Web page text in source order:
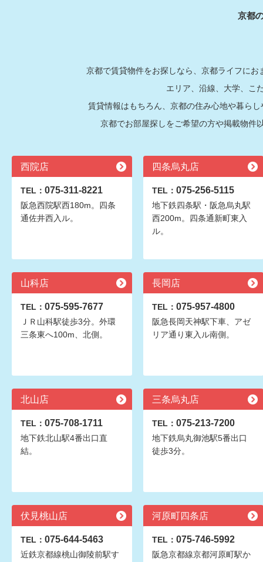
京都
京都で賃貸物件をお探しなら、京都ライフに
エリア、沿線、大学、こ
賃貸情報はもちろん、京都の住み心地や暮ら
京都でお部屋探しをご希望の方や掲載物件
西院店
TEL： 075-311-8221
阪急西院駅西180m。四条
通佐井西入ル。
四条烏丸店
TEL： 075-256-5115
地下鉄四条駅・阪急烏丸駅
西200m。四条通新町東入
ル。
山科店
TEL： 075-595-7677
ＪＲ山科駅徒歩3分。外環
三条東へ100m、北側。
長岡店
TEL： 075-957-4800
阪急長岡天神駅下車、アゼ
リア通り東入ル南側。
北山店
TEL： 075-708-1711
地下鉄北山駅4番出口直
結。
三条烏丸店
TEL： 075-213-7200
地下鉄烏丸御池駅5番出口
徒歩3分。
伏見桃山店
TEL： 075-644-5463
近鉄京都線桃山御陵前駅す
河原町四条店
TEL： 075-746-5992
阪急京都線京都河原町駅か